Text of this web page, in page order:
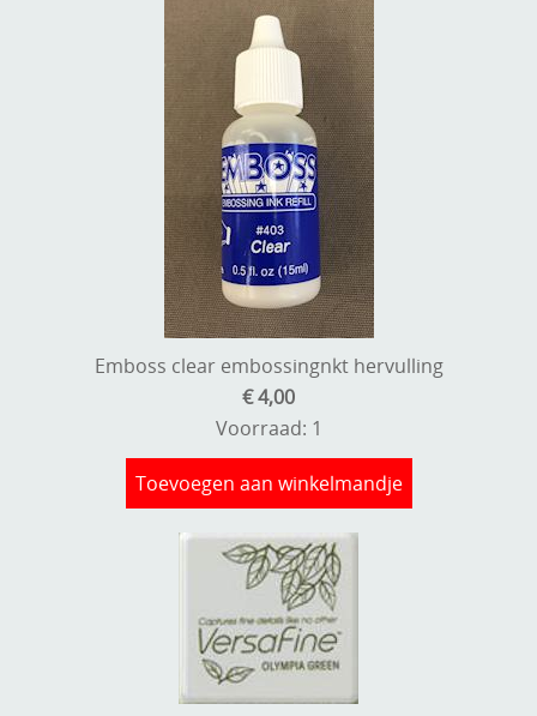
Emboss clear embossingnkt hervulling
€ 4,00
Voorraad: 1
Toevoegen aan winkelmandje